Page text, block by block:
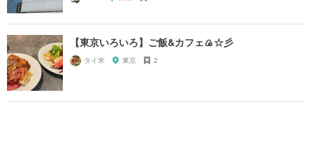
【東京いろいろ】ご飯&カフェ🍙☆彡
タイ米 東京 2